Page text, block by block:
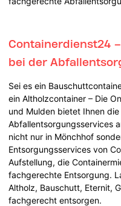
Containerdienst24
bei der
Sei es ein
ein Altholzcontainer – Die
und Mulden bietet Ihnen
Abfallentsorgungsservices
nicht nur in Mönchhof
Entsorgungsservices von
Aufstellung, die
fachgerechte Entsorgung.
Altholz, Bauschutt, Eternit,
fachgerecht entsorgen.